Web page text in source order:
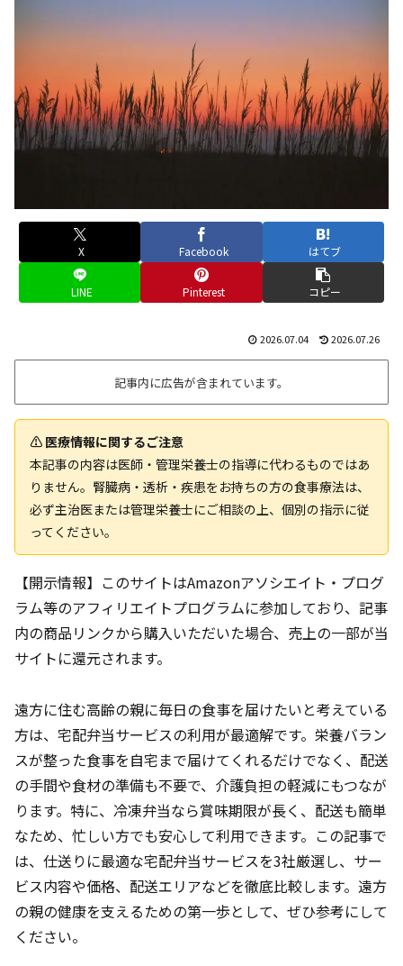
X Facebook はてブ
LINE Pinterest コピー
2026.07.04 2026.07.26
記事内に広告が含まれています。
⚠️ 医療情報に関するご注意
本記事の内容は医師・管理栄養士の指導に代わるものではあ
りません。腎臓病・透析・疾患をお持ちの方の食事療法は、
必ず主治医または管理栄養士にご相談の上、個別の指示に従
ってください。
【開示情報】このサイトはAmazonアソシエイト・プログ
ラム等のアフィリエイトプログラムに参加しており、記事
内の商品リンクから購入いただいた場合、売上の一部が当
サイトに還元されます。
遠方に住む高齢の親に毎日の食事を届けたいと考えている
方は、宅配弁当サービスの利用が最適解です。栄養バラン
スが整った食事を自宅まで届けてくれるだけでなく、配送
の手間や食材の準備も不要で、介護負担の軽減にもつなが
ります。特に、冷凍弁当なら賞味期限が長く、配送も簡単
なため、忙しい方でも安心して利用できます。この記事で
は、仕送りに最適な宅配弁当サービスを3社厳選し、サー
ビス内容や価格、配送エリアなどを徹底比較します。遠方
の親の健康を支えるための第一歩として、ぜひ参考にして
ください。